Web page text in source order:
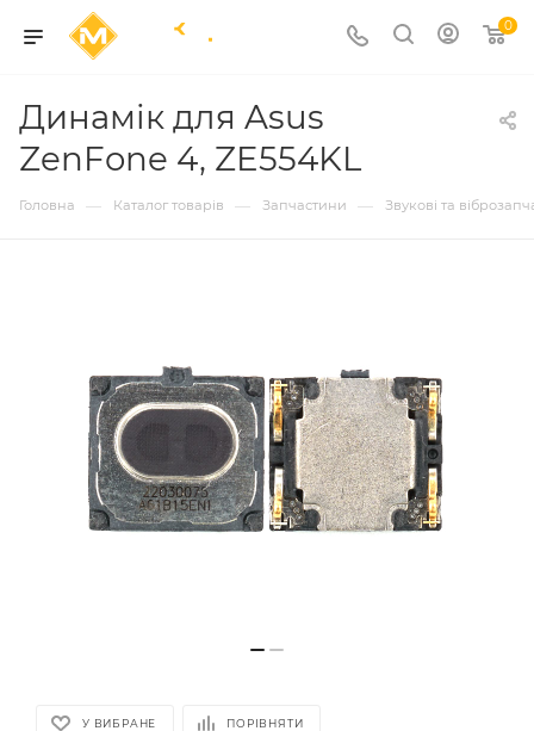
0
Динамік для Asus
ZenFone 4, ZE554KL
Головна — Каталог товарів — Запчастини — Звукові та
У ВИБРАНЕ ПОРІВНЯТИ